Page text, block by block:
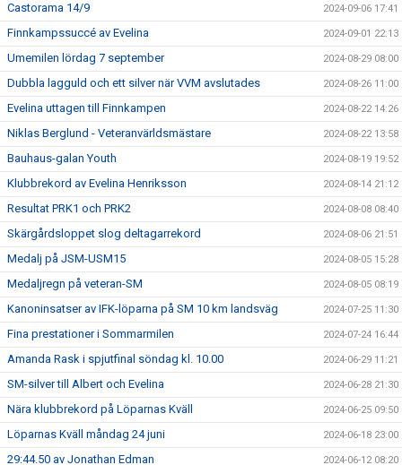
Castorama 14/9 2024-09-06 17:41
Finnkampssuccé av Evelina 2024-09-01 22:13
Umemilen lördag 7 september 2024-08-29 08:00
Dubbla lagguld och ett silver när VVM avslutades 2024-08-26 11:00
Evelina uttagen till Finnkampen 2024-08-22 14:26
Niklas Berglund - Veteranvärldsmästare 2024-08-22 13:58
Bauhaus-galan Youth 2024-08-19 19:52
Klubbrekord av Evelina Henriksson 2024-08-14 21:12
Resultat PRK1 och PRK2 2024-08-08 08:40
Skärgårdsloppet slog deltagarrekord 2024-08-06 21:51
Medalj på JSM-USM15 2024-08-05 15:28
Medaljregn på veteran-SM 2024-08-05 08:19
Kanoninsatser av IFK-löparna på SM 10 km landsväg 2024-07-25 11:30
Fina prestationer i Sommarmilen 2024-07-24 16:44
Amanda Rask i spjutfinal söndag kl. 10.00 2024-06-29 11:21
SM-silver till Albert och Evelina 2024-06-28 21:30
Nära klubbrekord på Löparnas Kväll 2024-06-25 09:50
Löparnas Kväll måndag 24 juni 2024-06-18 23:00
29:44.50 av Jonathan Edman 2024-06-12 08:20